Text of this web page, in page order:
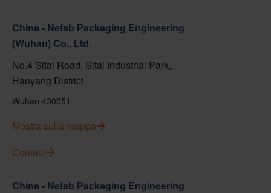
China - Nefab Packaging Engineering
(Wuhan) Co., Ltd.
No.4 Sitai Road, Sitai Industrial Park,
Hanyang District
Wuhan 430051
Mostra sulla mappa
Contatti
China - Nefab Packaging Engineering